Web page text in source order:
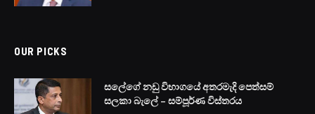
OUR PICKS
සලේගේ නඩු විභාගයේ අතරමැදි පෙත්සම්
සලකා බැලේ – සම්පූර්ණ විස්තරය